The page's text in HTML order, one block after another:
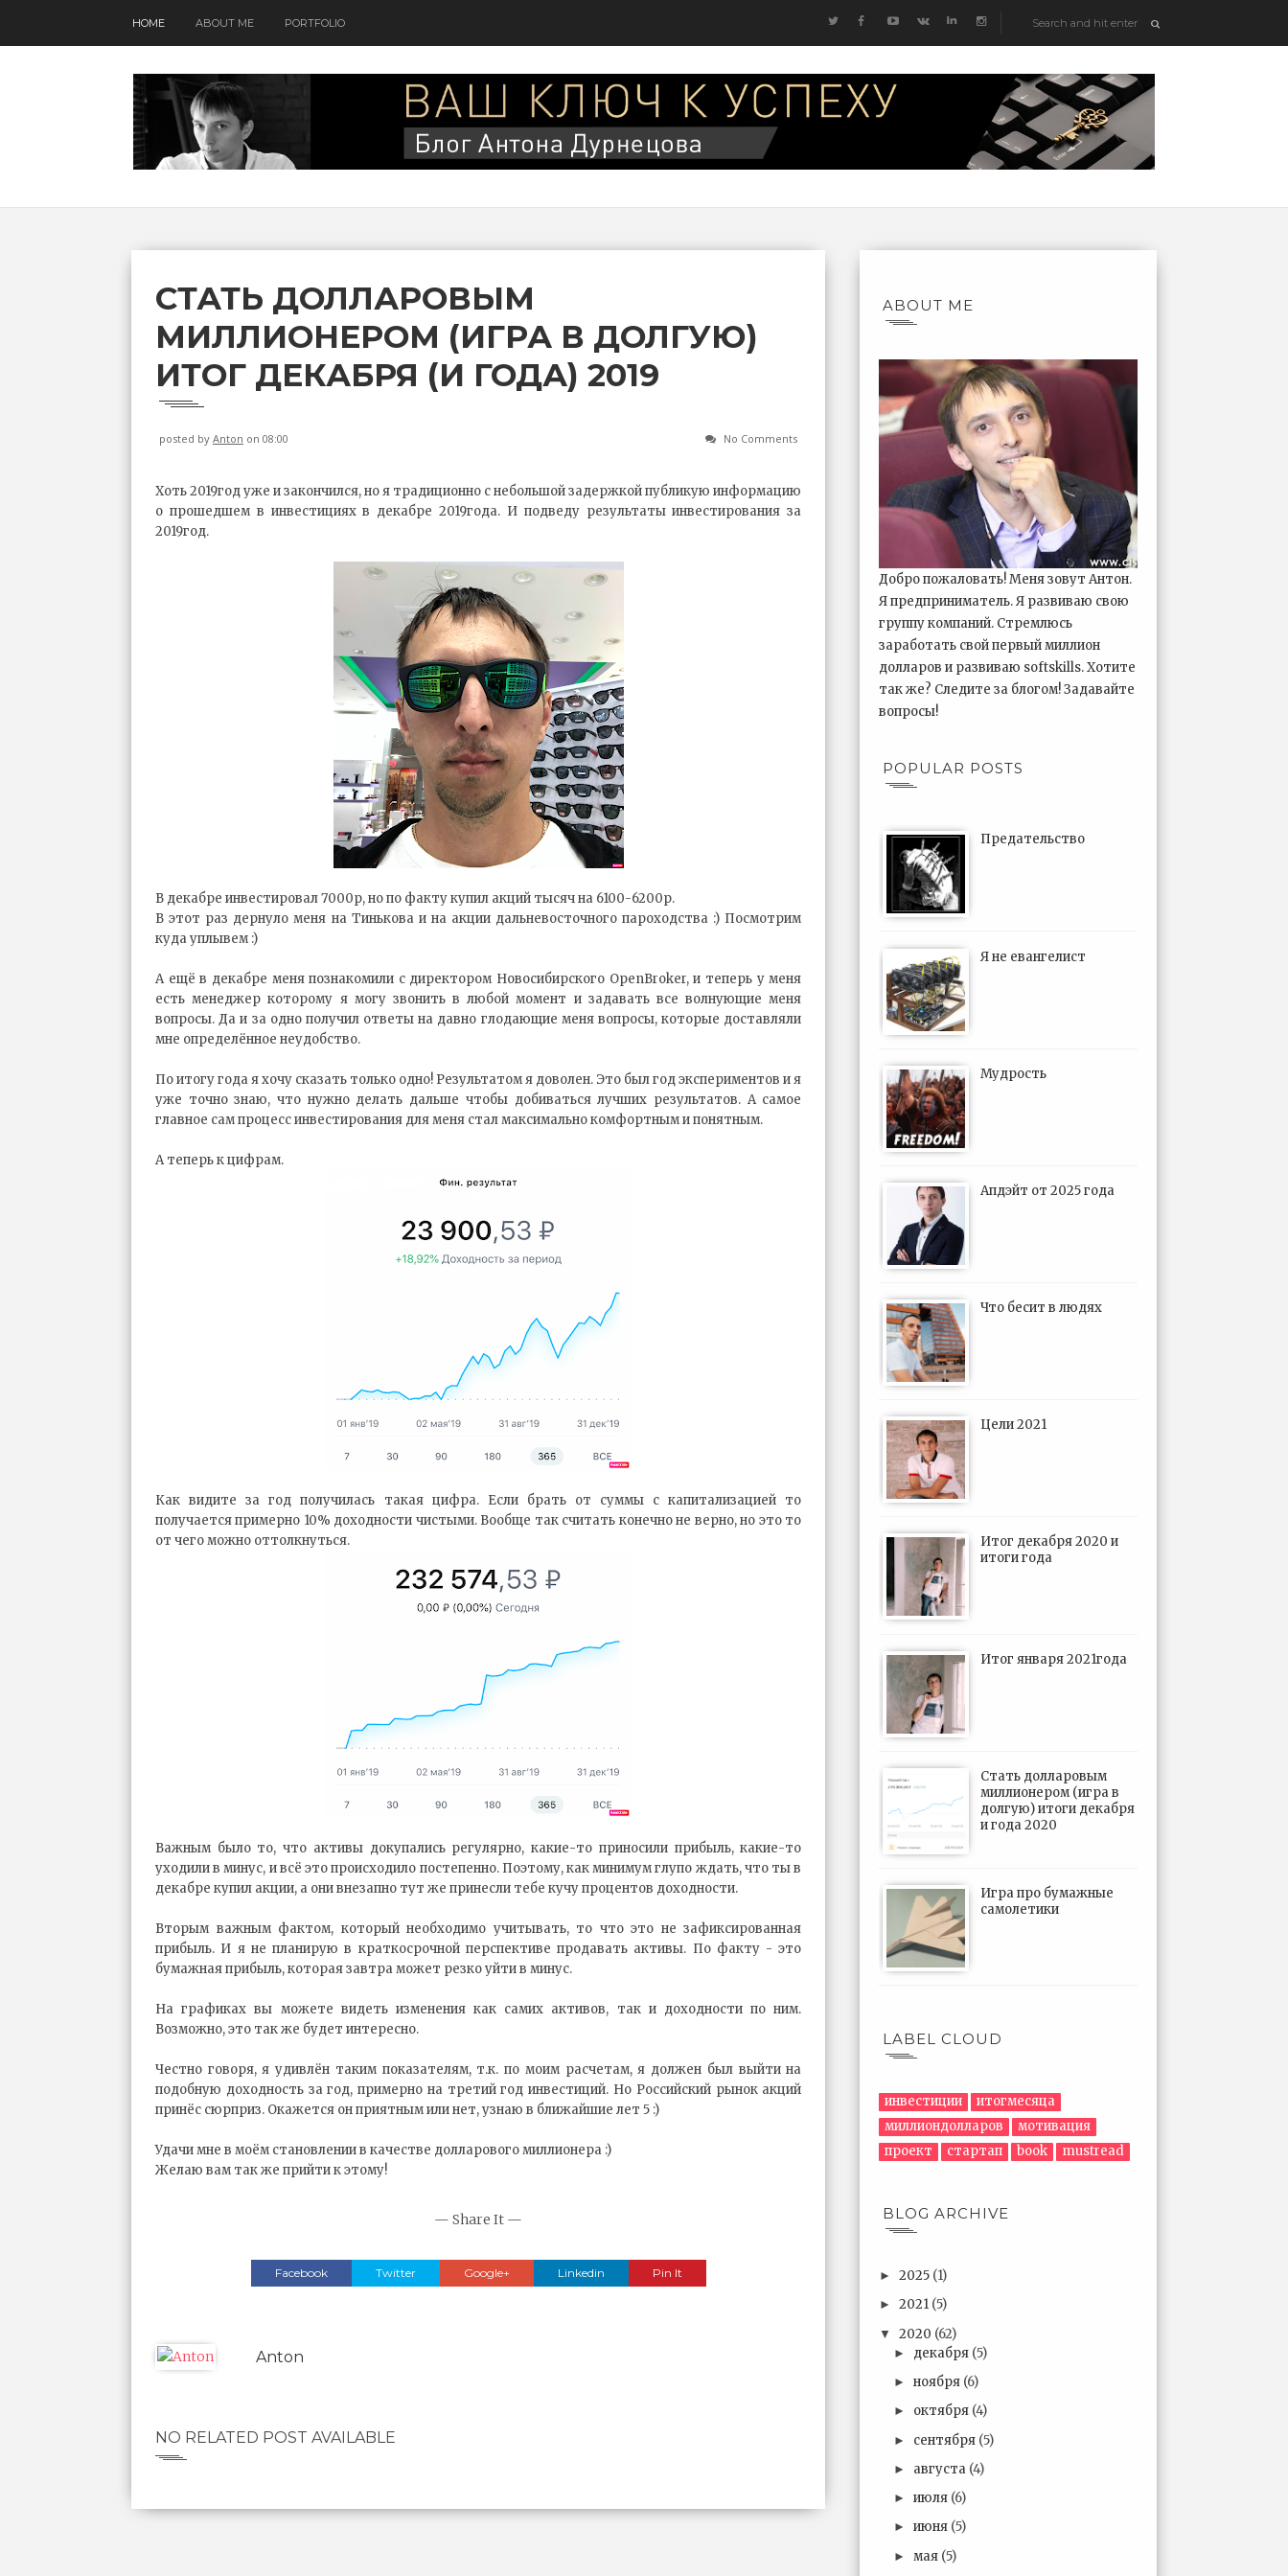
HOME ABOUT ME PORTFOLIO
СТАТЬ ДОЛЛАРОВЫМ
МИЛЛИОНЕРОМ (ИГРА В ДОЛГУЮ)
ИТОГ ДЕКАБРЯ (И ГОДА) 2019
posted by Anton on 08:00 No Comments
Хоть 2019год уже и закончился, но я традиционно с небольшой задержкой публикую информацию
о прошедшем в инвестициях в декабре 2019года. И подведу результаты инвестирования за
2019год.
В декабре инвестировал 7000р, но по факту купил акций тысяч на 6100-6200р.
В этот раз дернуло меня на Тинькова и на акции дальневосточного пароходства :) Посмотрим
куда уплывем :)
А ещё в декабре меня познакомили с директором Новосибирского OpenBroker, и теперь у меня
есть менеджер которому я могу звонить в любой момент и задавать все волнующие меня
вопросы. Да и за одно получил ответы на давно глодающие меня вопросы, которые доставляли
мне определённое неудобство.
По итогу года я хочу сказать только одно! Результатом я доволен. Это был год экспериментов и я
уже точно знаю, что нужно делать дальше чтобы добиваться лучших результатов. А самое
главное сам процесс инвестирования для меня стал максимально комфортным и понятным.
А теперь к цифрам.
Как видите за год получилась такая цифра. Если брать от суммы с капитализацией то
получается примерно 10% доходности чистыми. Вообще так считать конечно не верно, но это то
от чего можно оттолкнуться.
Важным было то, что активы докупались регулярно, какие-то приносили прибыль, какие-то
уходили в минус, и всё это происходило постепенно. Поэтому, как минимум глупо ждать, что ты в
декабре купил акции, а они внезапно тут же принесли тебе кучу процентов доходности.
Вторым важным фактом, который необходимо учитывать, то что это не зафиксированная
прибыль. И я не планирую в краткосрочной перспективе продавать активы. По факту - это
бумажная прибыль, которая завтра может резко уйти в минус.
На графиках вы можете видеть изменения как самих активов, так и доходности по ним.
Возможно, это так же будет интересно.
Честно говоря, я удивлён таким показателям, т.к. по моим расчетам, я должен был выйти на
подобную доходность за год, примерно на третий год инвестиций. Но Российский рынок акций
принёс сюрприз. Окажется он приятным или нет, узнаю в ближайшие лет 5 :)
Удачи мне в моём становлении в качестве долларового миллионера :)
Желаю вам так же прийти к этому!
— Share It —
Facebook Twitter Google+ Linkedin Pin It
Anton
NO RELATED POST AVAILABLE
ABOUT ME
Добро пожаловать! Меня зовут Антон.
Я предприниматель. Я развиваю свою
группу компаний. Стремлюсь
заработать свой первый миллион
долларов и развиваю softskills. Хотите
так же? Следите за блогом! Задавайте
вопросы!
POPULAR POSTS
Предательство
Я не евангелист
Мудрость
Апдэйт от 2025 года
Что бесит в людях
Цели 2021
Итог декабря 2020 и
итоги года
Итог января 2021года
Стать долларовым
миллионером (игра в
долгую) итоги декабря
и года 2020
Игра про бумажные
самолетики
LABEL CLOUD
инвестиции
итогмесяца
миллиондолларов
мотивация
проект
стартап book mustread
BLOG ARCHIVE
► 2025 (1)
► 2021 (5)
▼ 2020 (62)
► декабря (5)
►ноября (6)
► октября (4)
► сентября (5)
► августа (4)
►июля (6)
►июня (5)
►мая (5)